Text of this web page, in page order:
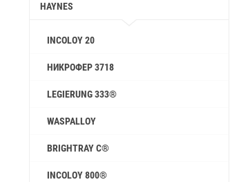
HAYNES
INCOLOY 20
НИКРОФЕР 3718
LEGIERUNG 333®
WASPALLOY
BRIGHTRAY C®
INCOLOY 800®